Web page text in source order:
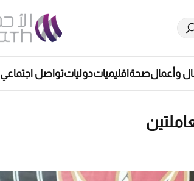
وأعمالصحةاقليمياتدولياتتواصل اجتماعي